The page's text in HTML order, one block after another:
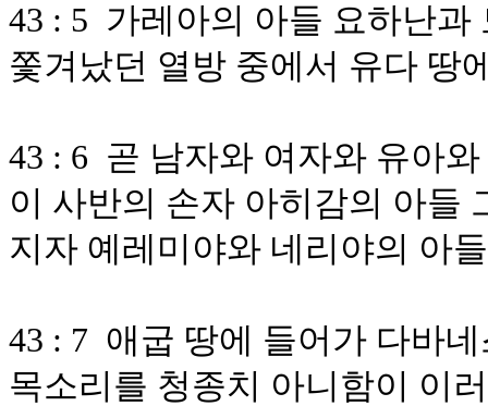
43 : 5 가레아의 아들 요하난과
쫓겨났던 열방 중에서 유다 땅
43 : 6 곧 남자와 여자와 유아
이 사반의 손자 아히감의 아들
지자 예레미야와 네리야의 아
43 : 7 애굽 땅에 들어가 다바
목소리를 청종치 아니함이 이